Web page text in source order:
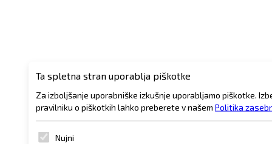
Ta spletna stran uporablja piškotke
Za izboljšanje uporabniške izkušnje uporabljamo piškotke.
pravilniku o piškotkih lahko preberete v našemPolitika
Nujni